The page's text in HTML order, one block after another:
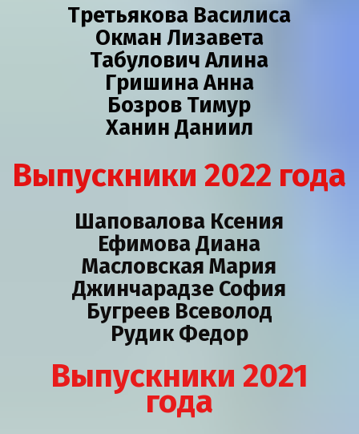
Третьякова Василиса
Окман Лизавета
Табулович Алина
Гришина Анна
Бозров Тимур
Ханин Даниил
Выпускники 2022 года
Шаповалова Ксения
Ефимова Диана
Масловская Мария
Джинчарадзе София
Бугреев Всеволод
Рудик Федор
года